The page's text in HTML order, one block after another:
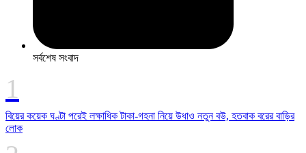
সর্বশেষ সংবাদ
বিয়ের কয়েক ঘণ্টা পরেই লক্ষাধিক টাকা-গহনা নিয়ে উধাও নতুন বউ, হতবাক বরের বাড়ির
লোক